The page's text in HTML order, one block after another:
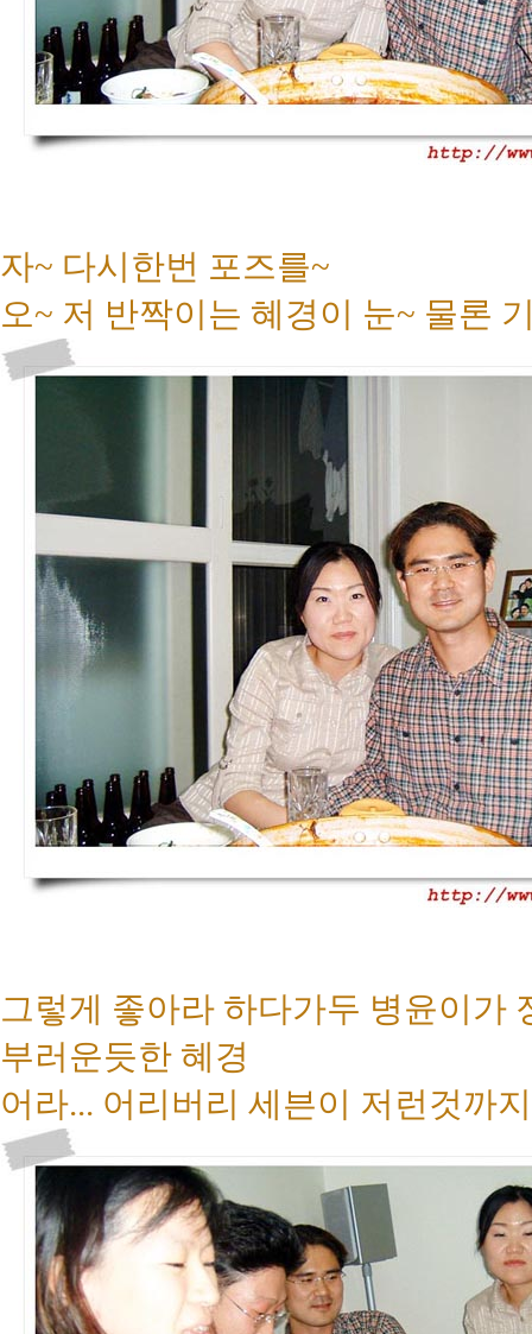
자~ 다시한번 포즈를~
오~ 저 반짝이는 혜경이 눈~ 물론
그렇게 좋아라 하다가두 병윤이가
부러운듯한 혜경
어라... 어리버리 세븐이 저런것까